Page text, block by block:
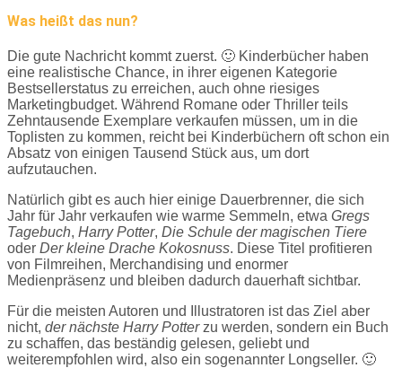
Was heißt das nun?
Die gute Nachricht kommt zuerst. 🙂 Kinderbücher haben
eine realistische Chance, in ihrer eigenen Kategorie
Bestsellerstatus zu erreichen, auch ohne riesiges
Marketingbudget. Während Romane oder Thriller teils
Zehntausende Exemplare verkaufen müssen, um in die
Toplisten zu kommen, reicht bei Kinderbüchern oft schon ein
Absatz von einigen Tausend Stück aus, um dort
aufzutauchen.
Natürlich gibt es auch hier einige Dauerbrenner, die sich
Jahr für Jahr verkaufen wie warme Semmeln, etwa Gregs
Tagebuch, Harry Potter, Die Schule der magischen Tiere
oder Der kleine Drache Kokosnuss. Diese Titel profitieren
von Filmreihen, Merchandising und enormer
Medienpräsenz und bleiben dadurch dauerhaft sichtbar.
Für die meisten Autoren und Illustratoren ist das Ziel aber
nicht, der nächste Harry Potterzu werden, sondern ein Buch
zu schaffen, das beständig gelesen, geliebt und
weiterempfohlen wird, also ein sogenannter Longseller. 🙂